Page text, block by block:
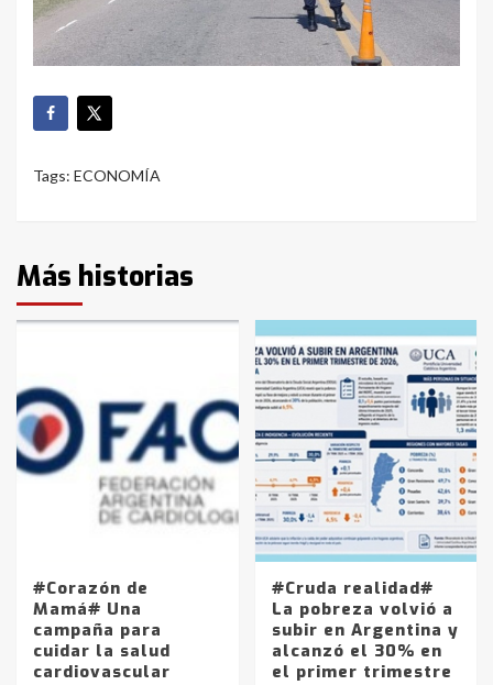
Tags: ECONOMÍA
Más historias
#Corazón de
Mamá# Una
campaña para
cuidar la salud
cardiovascular
#Cruda realidad#
La pobreza volvió a
subir en Argentina y
alcanzó el 30% en
el primer trimestre